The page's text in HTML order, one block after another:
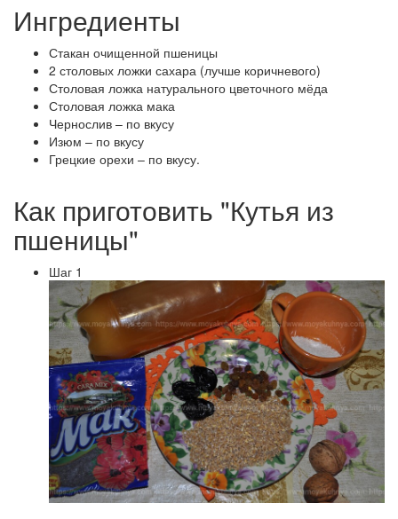
Ингредиенты
Стакан очищенной пшеницы
2 столовых ложки сахара (лучше коричневого)
Столовая ложка натурального цветочного мёда
Столовая ложка мака
Чернослив – по вкусу
Изюм – по вкусу
Грецкие орехи – по вкусу.
Как приготовить "Кутья из
пшеницы"
Шаг 1